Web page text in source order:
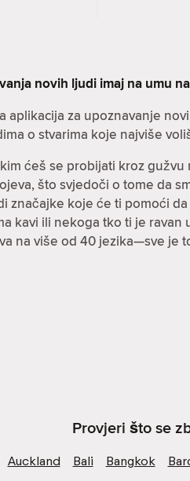
novih ljudi imaj na umu
aplikacija za upoznavanje
o stvarima koje najviše
ćeš se probijati kroz
što svjedoči o tome da
značajke koje će ti pomoći
kavi ili nekoga tko ti je
na više od 40 jezika—sve je
Provjeri što se
Auckland Bali Bangkok